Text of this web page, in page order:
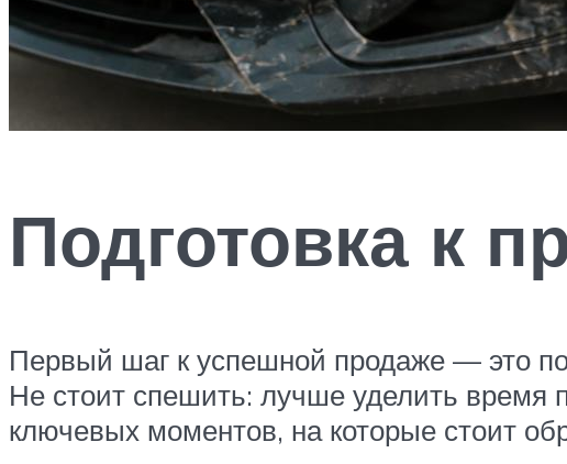
Подготовка к
Первый шаг к успешной продаже — это
Не стоит спешить: лучше уделить время
ключевых моментов, на которые стоит